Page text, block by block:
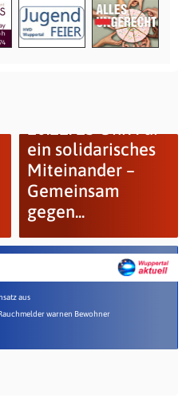
ein solidarisches
Miteinander –
Gemeinsam
gegen...
aus
warnen Bewohner